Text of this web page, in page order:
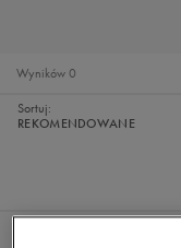
0
Wyników
Sortuj:
REKOMENDOWANE